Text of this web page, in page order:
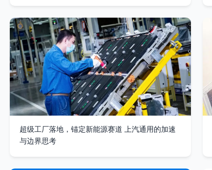
超级工厂落地，锚定新能源赛道 上汽通用的加速
与边界思考